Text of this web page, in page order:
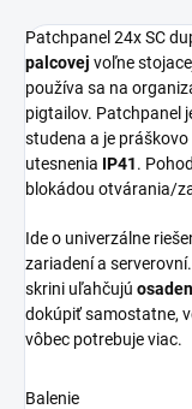
Patchpanel 24x SC
palcovej voľne
používa sa na
pigtailov. Patchpanel
studena a je
utesnenia IP41.
blokádou otvárania/
Ide o univerzálne
zariadení a
skrini uľahčujú
dokúpiť samostatne,
vôbec potrebuje viac.
Balenie